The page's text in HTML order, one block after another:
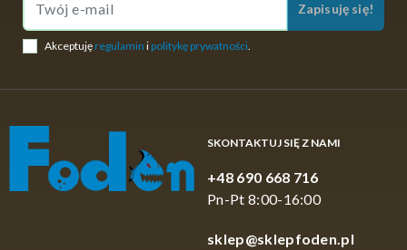
Zapisuję się!
Akceptuję regulamin i politykę prywatności
SKONTAKTUJ SIĘ Z NAMI
+48 690 668 716
Pn-Pt 8:00-16:00
sklep@sklepfoden.pl